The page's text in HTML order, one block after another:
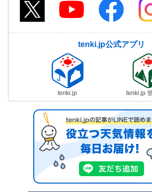
tenki.jp公式アプリ
tenki.jp tenki.jp